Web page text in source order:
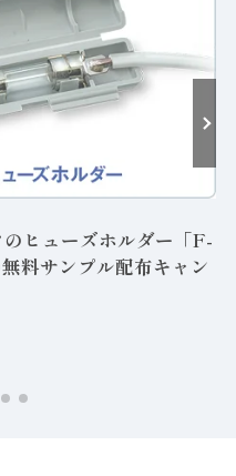
ヒューズホルダー「F-
料サンプル配布キャン